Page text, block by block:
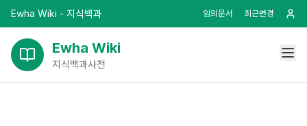
Ewha Wiki - 지식백과 임의문서 최근변경
Ewha Wiki
지식백과사전